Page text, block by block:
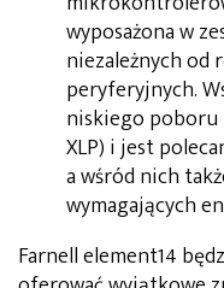
wyposażona w
niezależnych od
peryferyjnych.
niskiego poboru
XLP) i jest
a wśród nich
wymagających
Farnell element14